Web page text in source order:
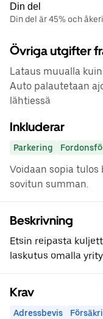
Din del
Din del är 45% och
Övriga utgifter
Lataus muualla
Auto palautetaan
lähtiessä
Inkluderar
Parkering
Voidaan sopia
sovitun summan.
Beskrivning
Etsin reipasta
laskutus omalla
Krav
Adressbevis